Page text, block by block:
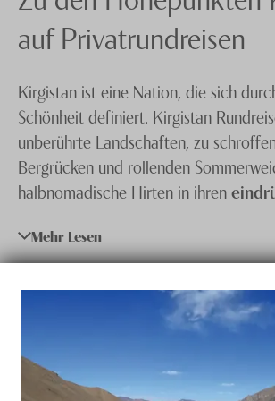
Knecht Gruppe
Impressum
auf Privatrundreisen
Kirgistan ist eine Nation, die sich
Schönheit definiert. Kirgistan
unberührte Landschaften, zu
Bergrücken und rollenden
halbnomadische Hirten in ihren
China undKasachstan
individuell zu bereisen, ist schwierig.
eine Privatreise, kommen Sie in den
persönlich geführten Reise mit eigener
auf intensive Art näherbringt.
Mehr Lesen